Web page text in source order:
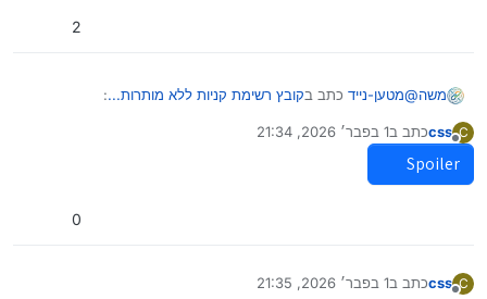
2
משה@מטען-נייד כתב בקובץ רשימת קניות ללא מותרות...:
למכולת!
אני לא יודע אם שמת לב, אבל הפורום שלנו הוא פורום קניות
C
מנותק
cssכתב ב1 בפבר׳ 2026, 21:34
נערך לאחרונה על ידי
Spoiler
0
C
cssכתב ב1 בפבר׳ 2026, 21:35
נערך לאחרונה על ידי